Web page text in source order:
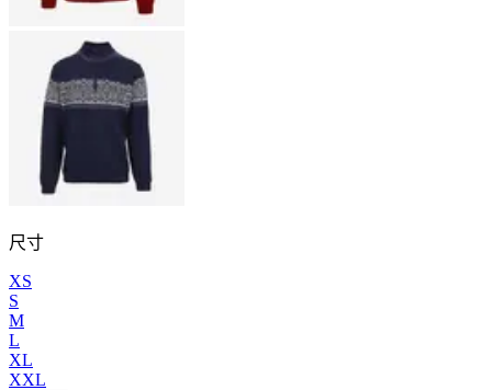
尺寸
XS
S
M
L
XL
XXL